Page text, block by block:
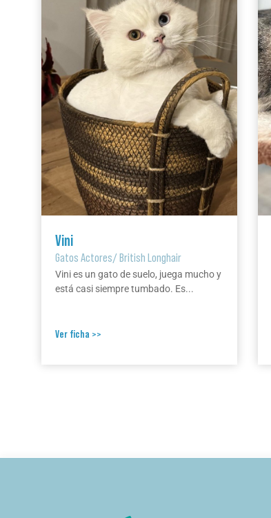
Vini
Gatos Actores/British Longhair
Vini es un gato de suelo, juega mucho y
está casi siempre tumbado. Es...
Ver ficha >>